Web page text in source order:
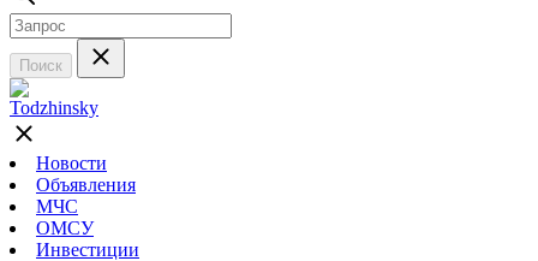
Поиск
Новости
Объявления
МЧС
ОМСУ
Инвестиции